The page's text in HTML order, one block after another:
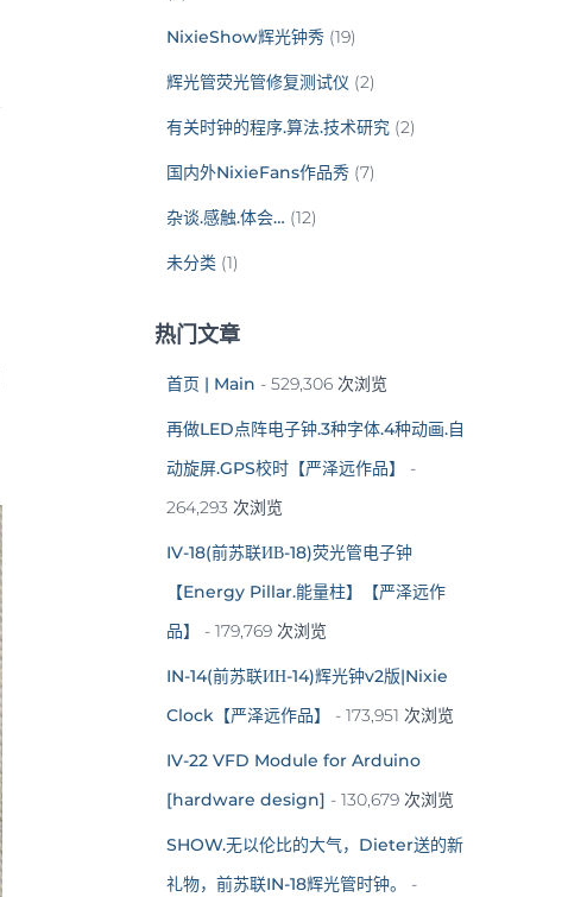
NixieShow辉光钟秀(19)
辉光管荧光管修复测试仪 (2)
有关时钟的程序.算法.技术研究(2)
国内外NixieFans作品秀(7)
杂谈.感触.体会… (12)
未分类(1)
热门文章
首页 | Main - 529,306 次浏览
再做LED点阵电子钟.3种字体.4种动画.自
动旋屏.GPS校时【严泽远作品】
-
264,293 次浏览
IV-18(前苏联ИВ-18)荧光管电子钟
【Energy Pillar.能量柱】【严泽远作
品】
- 179,769 次浏览
IN-14(前苏联ИН-14)辉光钟v2版|Nixie
Clock【严泽远作品】
- 173,951 次浏览
IV-22 VFD Module for Arduino
[hardware design] - 130,679 次浏览
SHOW.无以伦比的大气，Dieter送的新
礼物，前苏联IN-18辉光管时钟。
-